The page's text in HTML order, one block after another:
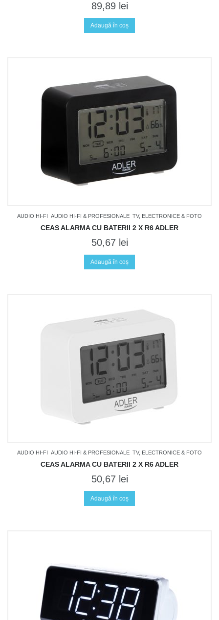
89,89 lei
Adaugă în coș
AUDIO HI-FI AUDIO HI-FI & PROFESIONALE TV, ELECTRONICE & FOTO
CEAS ALARMA CU BATERII 2 X R6 ADLER
50,67 lei
Adaugă în coș
AUDIO HI-FI AUDIO HI-FI & PROFESIONALE TV, ELECTRONICE & FOTO
CEAS ALARMA CU BATERII 2 X R6 ADLER
50,67 lei
Adaugă în coș